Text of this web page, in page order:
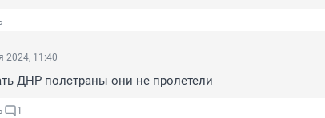
2024, 11:40
ДНР полстраны они не пролетели
1